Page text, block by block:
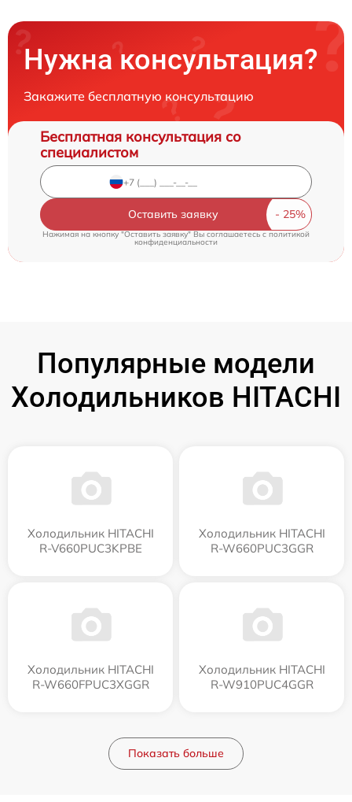
Нужна консультация?
Закажите бесплатную консультацию
Бесплатная консультация со
специалистом
Оставить заявку
Нажимая на кнопку "Оставить заявку" Вы соглашаетесь cполитикой
конфиденциальности
Популярные модели
Холодильников HITACHI
Холодильник HITACHI
R-V660PUC3KPBE
Холодильник HITACHI
R-W660PUC3GGR
Холодильник HITACHI
R-W660FPUC3XGGR
Холодильник HITACHI
R-W910PUC4GGR
Показать больше